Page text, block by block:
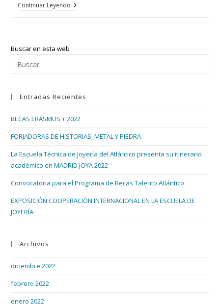
Continuar LeyendoEl
Guapo
Las
De
Atlántico
Buscar en esta web
Entradas Recientes
BECAS ERASMUS + 2022
FORJADORAS DE HISTORIAS, METAL Y PIEDRA
La Escuela Técnica de Joyería del Atlántico presenta su itinerario
académico en MADRID JOYA 2022
Convocatoria para el Programa de Becas Talento Atlántico
EXPOSICIÓN COOPERACIÓN INTERNACIONAL EN LA ESCUELA DE
JOYERÍA
Archivos
diciembre 2022
febrero 2022
enero 2022